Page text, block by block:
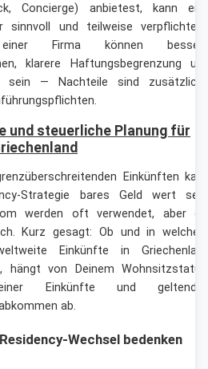
Concierge) anbietest, kann
sinnvoll und teilweise
Firma können
klarere Haftungsbegrenzung
sein — Nachteile sind
und steuerliche Planung für
Einkünften
Strategie bares Geld wert
werden oft verwendet, aber
Kurz gesagt: Ob und in
Einkünfte in
hängt von Deinem
Einkünfte und
ab.
Wechsel bedenken